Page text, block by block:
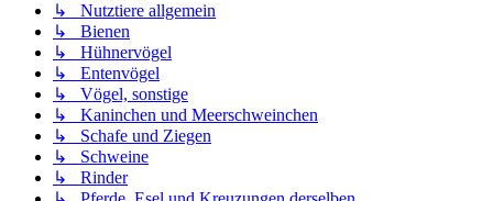
↳ Nutztiere allgemein
↳ Bienen
↳ Hühnervögel
↳ Entenvögel
↳ Vögel, sonstige
↳ Kaninchen und Meerschweinchen
↳ Schafe und Ziegen
↳ Schweine
↳ Rinder